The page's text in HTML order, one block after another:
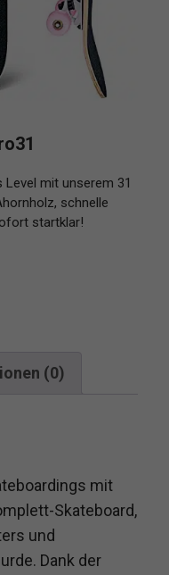
mit unserem 31
schnelle
startklar!
(0)
mit
Skateboard,
und
Dank der